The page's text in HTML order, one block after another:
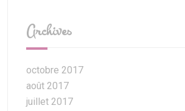
Archives
octobre 2017
août 2017
juillet 2017